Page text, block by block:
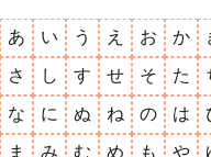
あ い う え お か
さ し す せ そ た
な に ぬ ね の は
ま み む め も や